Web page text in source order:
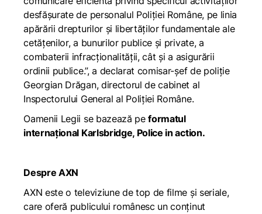
desfăşurate de personalul Poliției Române, pe linia
apărării drepturilor şi libertăţilor fundamentale ale
cetăţenilor, a bunurilor publice şi private, a
combaterii infracţionalităţii, cât și a asigurării
ordinii publice.”,a declarat comisar-șef de poliție
Georgian Drăgan, directorul de cabinet al
Inspectorului General al Poliției Române.
Oamenii Legii se bazează peformatul
internațional Karlsbridge, Police in action.
Despre AXN
AXN este o televiziune de top de filme și seriale,
care oferă publicului românesc un conținut